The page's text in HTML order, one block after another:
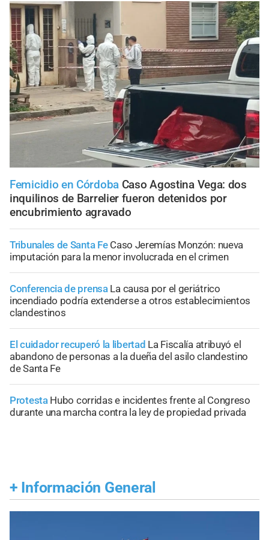
Femicidio en Córdoba Caso Agostina Vega: dos
inquilinos de Barrelier fueron detenidos por
encubrimiento agravado
Tribunales de Santa Fe Caso Jeremías Monzón: nueva
imputación para la menor involucrada en el crimen
Conferencia de prensa La causa por el geriátrico
incendiado podría extenderse a otros establecimientos
clandestinos
El cuidador recuperó la libertad La Fiscalía atribuyó el
abandono de personas a la dueña del asilo clandestino
de Santa Fe
Protesta Hubo corridas e incidentes frente al Congreso
durante una marcha contra la ley de propiedad privada
+ Información General